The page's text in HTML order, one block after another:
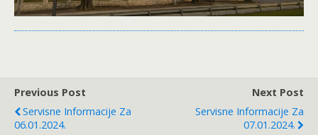
Previous Post
Servisne Informacije Za
06.01.2024.
Next Post
Servisne Informacije Za
07.01.2024.